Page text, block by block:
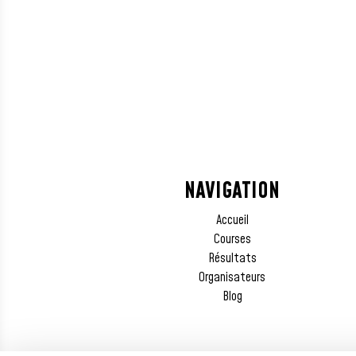
NAVIGATION
Accueil
Courses
Résultats
Organisateurs
Blog